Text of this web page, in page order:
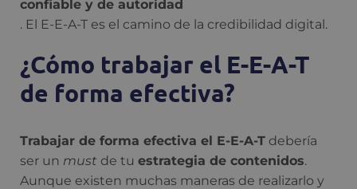
confiable y de autoridad
. El E-E-A-T es el camino de la credibilidad digital.
¿Cómo trabajar el E-E-A-T
de forma efectiva?
Trabajar de forma efectiva el E-E-A-T debería
ser un must de tu estrategia de contenidos.
Aunque existen muchas maneras de realizarlo y